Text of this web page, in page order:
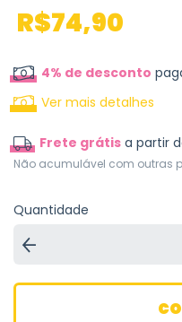
R$74,90
4% de desconto
Ver mais detalhes
Frete grátis a partir
Não acumulável com outras
Quantidade